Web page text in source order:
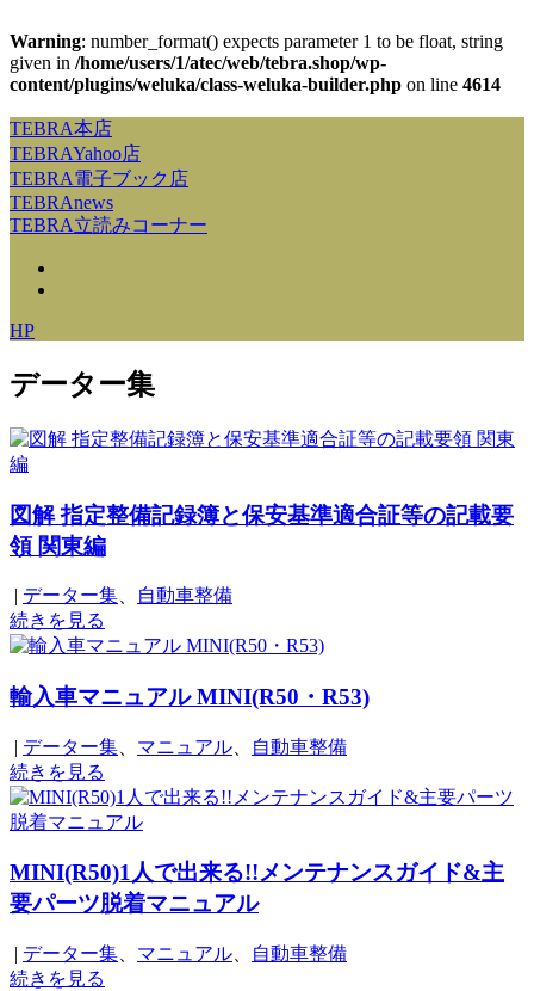
Warning: number_format() expects parameter 1 to be float, string
given in /home/users/1/atec/web/tebra.shop/wp-
content/plugins/weluka/class-weluka-builder.php on line 4614
TEBRA本店
TEBRAYahoo店
TEBRA電子ブック店
TEBRAnews
TEBRA立読みコーナー
HP
データー集
図解 指定整備記録簿と保安基準適合証等の記載要
領 関東編
| データー集
自動車整備
続きを見る
輸入車マニュアル MINI(R50・R53)
| データー集 マニュアル
自動車整備
続きを見る
MINI(R50)1人で出来る!!メンテナンスガイド&主
要パーツ脱着マニュアル
| データー集 マニュアル
自動車整備
続きを見る